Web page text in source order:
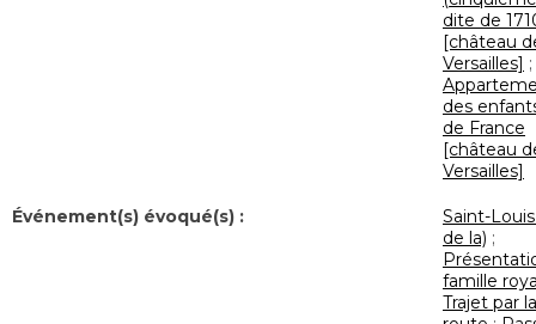
dite de
[château
Versailles] ;
des
de France
[château
Versailles]
Événement(s) évoqué(s) :
Saint-
de la) ;
famille
Trajet par la